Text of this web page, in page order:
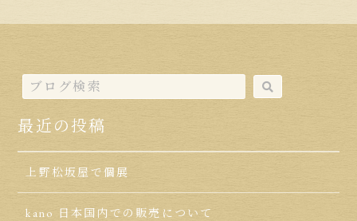
最近の投稿
上野松坂屋で個展
kano 日本国内での販売について